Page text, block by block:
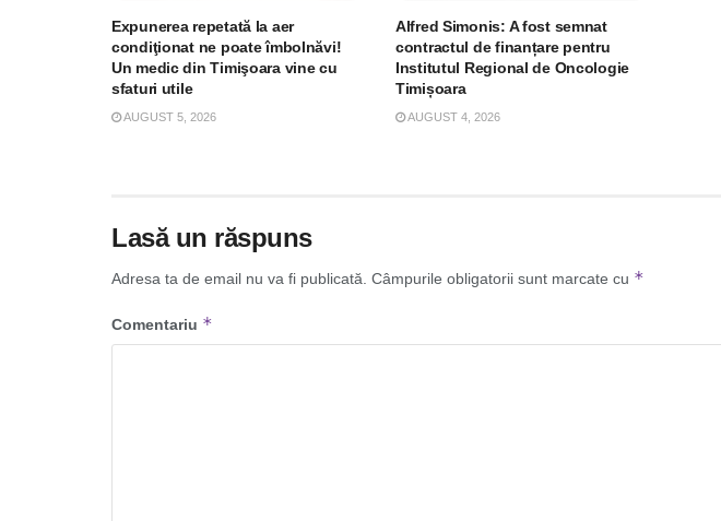
Expunerea repetată la aer
condiţionat ne poate îmbolnăvi!
Un medic din Timişoara vine cu
sfaturi utile
AUGUST 5, 2026
Alfred Simonis: A fost semnat
contractul de finanțare pentru
Institutul Regional de Oncologie
Timișoara
AUGUST 4, 2026
Lasă un răspuns
Adresa ta de email nu va fi publicată. Câmpurile obligatorii sunt marcate cu *
Comentariu *